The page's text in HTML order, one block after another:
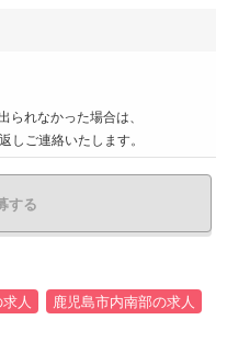
れなかった場合は、
ご連絡いたします。
する
人
鹿児島市内南部の求人